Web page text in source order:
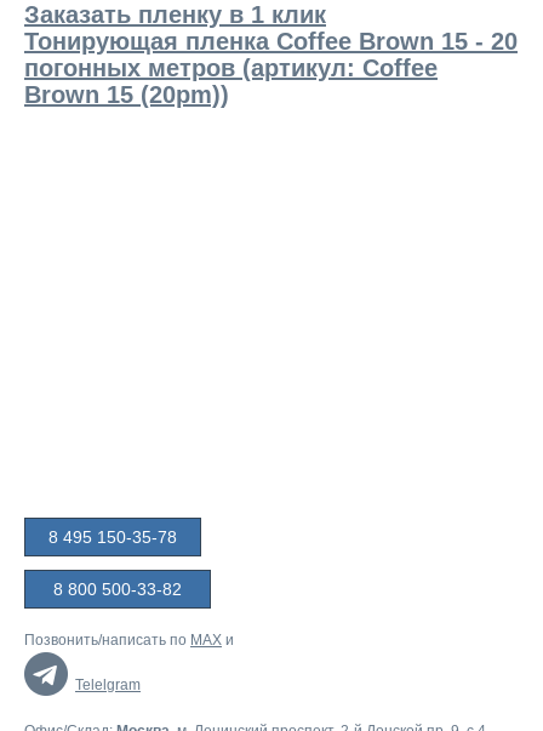
Заказать пленку в 1 клик
Тонирующая пленка Coffee Brown 15 - 20
погонных метров (артикул: Coffee
Brown 15 (20pm))
8 495 150-35-78
8 800 500-33-82
Позвонить/написать по MAX и
Telelgram